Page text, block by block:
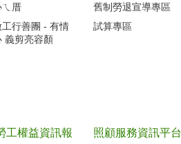
ㄟ厝
行善團 - 有情
義剪亮容顏
舊制勞退宣導專區
試算專區
工權益資訊報
照顧服務資訊平台